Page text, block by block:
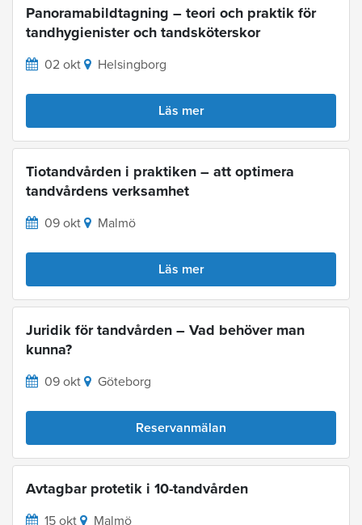
Panoramabildtagning – teori och praktik för
tandhygienister och tandsköterskor
02 okt Helsingborg
Läs mer
Tiotandvården i praktiken – att optimera
tandvårdens verksamhet
09 okt Malmö
Läs mer
Juridik för tandvården – Vad behöver man
kunna?
09 okt Göteborg
Reservanmälan
Avtagbar protetik i 10-tandvården
15 okt Malmö